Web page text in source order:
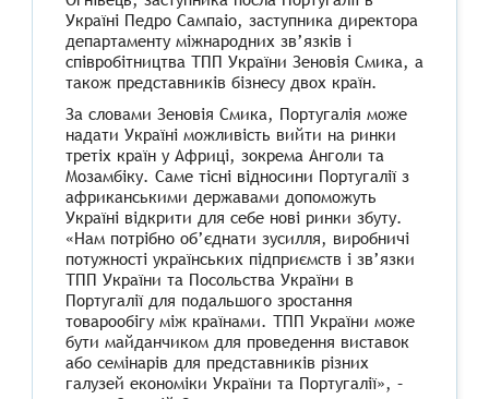
Україні Педро Сампаіо, заступника директора
департаменту міжнародних зв’язків і
співробітництва ТПП України Зеновія Смика, а
також представників бізнесу двох країн.
За словами Зеновія Смика, Португалія може
надати Україні можливість вийти на ринки
третіх країн у Африці, зокрема Анголи та
Мозамбіку. Саме тісні відносини Португалії з
африканськими державами допоможуть
Україні відкрити для себе нові ринки збуту.
«Нам потрібно об’єднати зусилля, виробничі
потужності українських підприємств і зв’язки
ТПП України та Посольства України в
Португалії для подальшого зростання
товарообігу між країнами. ТПП України може
бути майданчиком для проведення виставок
або семінарів для представників різних
галузей економіки України та Португалії», –